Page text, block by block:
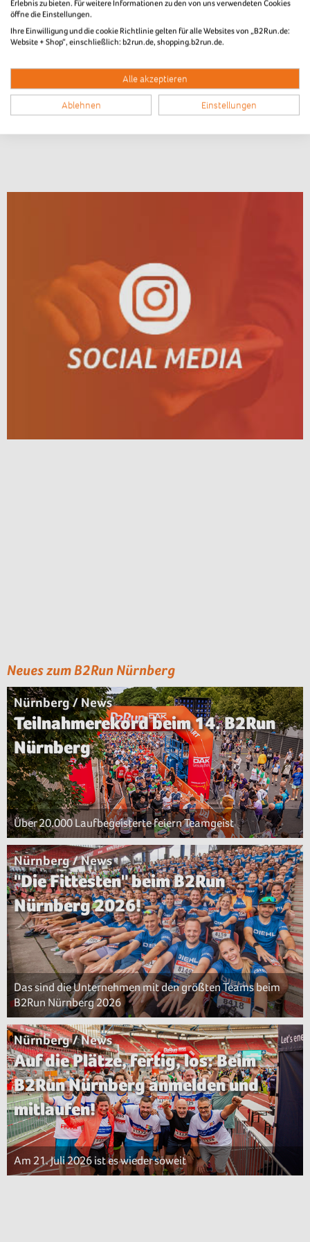
Neues zum B2Run Nürnberg
Nürnberg / News
Teilnahmerekord beim 14. B2Run
Nürnberg
Über 20.000 Laufbegeisterte feiern Teamgeist
Nürnberg / News
"Die Fittesten" beim B2Run
Nürnberg 2026!
Das sind die Unternehmen mit den größten Teams beim
B2Run Nürnberg 2026
Nürnberg / News
Auf die Plätze, fertig, los: Beim
B2Run Nürnberg anmelden und
mitlaufen!
Am 21. Juli 2026 ist es wieder soweit
Erlebnis zu bieten. Für weitere Informationen zu den von uns verwendeten Cookies
öffne die Einstellungen.
Ihre Einwilligung und die cookie Richtlinie gelten für alle Websites von „B2Run.de:
Website + Shop“, einschließlich: b2run.de, shopping.b2run.de.
Alle akzeptieren
Ablehnen Einstellungen